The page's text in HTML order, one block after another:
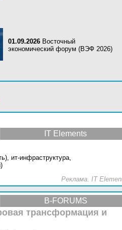
01.09.2026 Восточный
экономический форум (ВЭФ 2026)
IT Elements
ит-инфраструктура,
Реклама. IT
B-FORUMS
трансформация и